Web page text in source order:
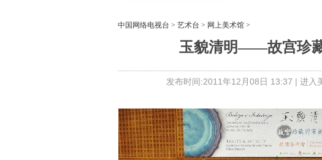
中国网络电视台 > 艺术台 > 网上美术馆 >
玉貌清明——故宫珍
发布时间:2011年12月08日 13:37 | 进入